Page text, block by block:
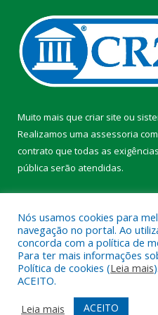
Muito mais que criar site ou
Realizamos uma assessoria
contrato que todas as
pública serão atendidas.
Todos os direitos reservados
Mapa do Site
Acessar Área
Nós usamos cookies para
navegação no portal. Ao
concorda com a política de
Para ter mais informações
Política de cookies (Leia mais
ACEITO.
Leia mais
ACEITO